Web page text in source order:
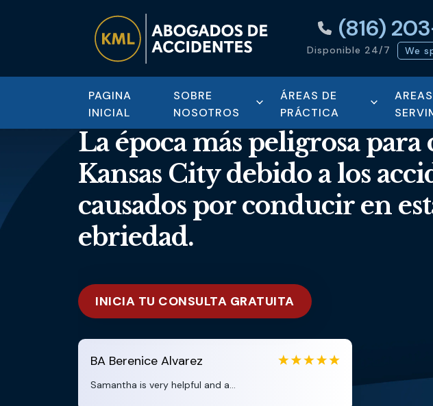
(816)
Disponible 24/7 We
PAGINA
INICIAL
SOBRE
NOSOTROS
ÁREAS DE
PRÁCTICA
La época más peligrosa
Kansas City debido a los
causados por conducir en
ebriedad.
INICIA TU CONSULTA GRATUITA
EB Eboni Bowie
Clara extremely helpful and ve...